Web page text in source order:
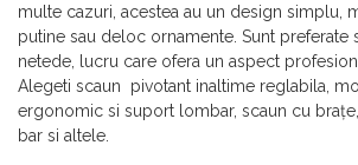
multe cazuri, acestea au un design simplu,
putine sau deloc ornamente. Sunt preferate
netede, lucru care ofera un aspect
Alegeti scaun pivotant inaltime reglabila,
ergonomic si suport lombar, scaun cu
bar si altele.